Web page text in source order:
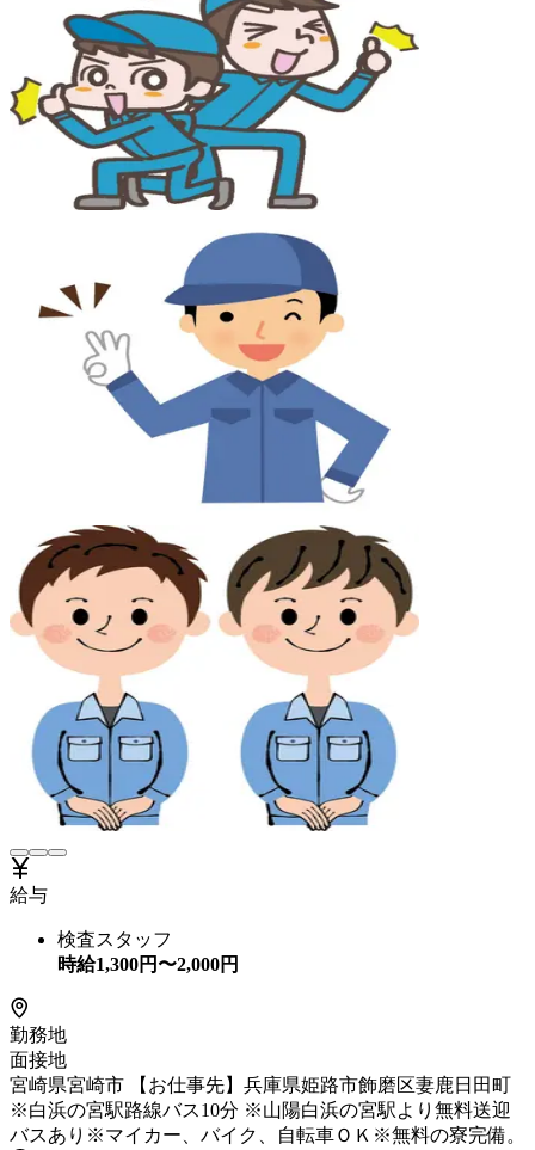
給与
検査スタッフ
時給1,300円〜2,000円
勤務地
面接地
宮崎県宮崎市 【お仕事先】兵庫県姫路市飾磨区妻鹿日田町
※白浜の宮駅路線バス10分 ※山陽白浜の宮駅より無料送迎
バスあり※マイカー、バイク、自転車ＯＫ※無料の寮完備。